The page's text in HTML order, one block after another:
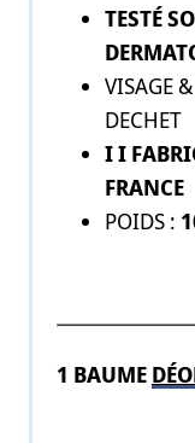
TESTÉ
VISAGE
DECHET
I I
FRANCE
POIDS :
1 BAUME